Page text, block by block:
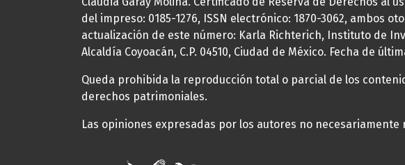
del impreso: 0185-1276, ISSN electrónico: 1870-3062, ambos
actualización de este número: Karla Richterich, Instituto de
Alcaldía Coyoacán, C.P. 04510, Ciudad de México. Fecha de
Queda prohibida la reproducción total o parcial de los
derechos patrimoniales.
Las opiniones expresadas por los autores no